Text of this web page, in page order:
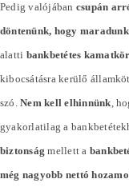
Pedig valójában csupán
döntenünk, hogy
alatti bankbetétes
kibocsátásra kerülő
szó.Nem kell elhinnünk,
gyakorlatilag a
biztonság mellett a
még nagyobb nettó